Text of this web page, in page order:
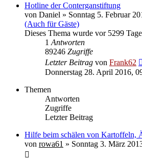
Hotline der Conterganstiftung
von Daniel » Sonntag 5. Februar
(Auch für Gäste)
Dieses Thema wurde vor 5299
1 Antworten
89246 Zugriffe
Letzter Beitrag von Frank62
Donnerstag 28. April 2016,
Themen
Antworten
Zugriffe
Letzter Beitrag
Hilfe beim schälen von Kartoffeln,
von rowa61 » Sonntag 3. März